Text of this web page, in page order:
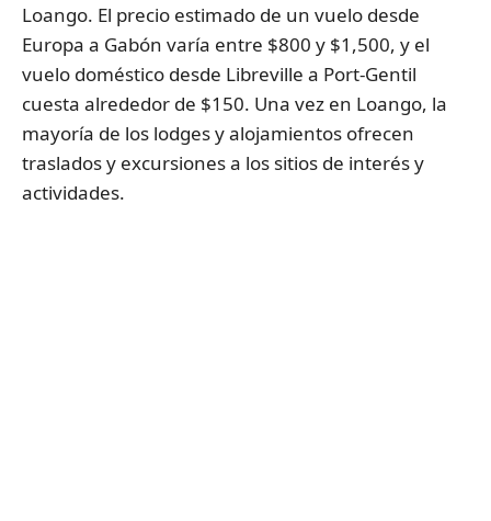
Loango. El precio estimado de un vuelo desde
Europa a Gabón varía entre $800 y $1,500, y el
vuelo doméstico desde Libreville a Port-Gentil
cuesta alrededor de $150. Una vez en Loango, la
mayoría de los lodges y alojamientos ofrecen
traslados y excursiones a los sitios de interés y
actividades.